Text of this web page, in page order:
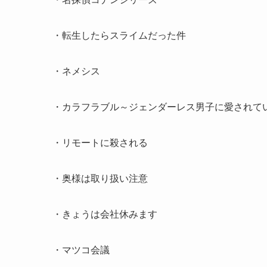
・転生したらスライムだった件
・ネメシス
・カラフラブル～ジェンダーレス男子に愛されて
・リモートに殺される
・奥様は取り扱い注意
・きょうは会社休みます
・マツコ会議